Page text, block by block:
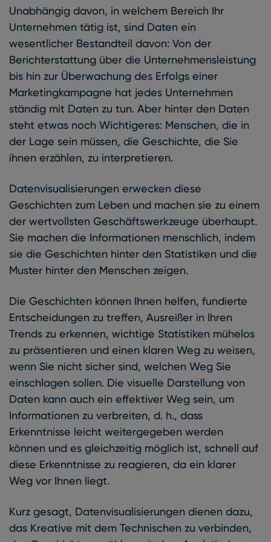
Unabhängig davon, in welchem Bereich Ihr
Unternehmen tätig ist, sind Daten ein
wesentlicher Bestandteil davon: Von der
Berichterstattung über die Unternehmensleistung
bis hin zur Überwachung des Erfolgs einer
Marketingkampagne hat jedes Unternehmen
ständig mit Daten zu tun. Aber hinter den Daten
steht etwas noch Wichtigeres: Menschen, die in
der Lage sein müssen, die Geschichte, die Sie
ihnen erzählen, zu interpretieren.
Datenvisualisierungen erwecken diese
Geschichten zum Leben und machen sie zu einem
der wertvollsten Geschäftswerkzeuge überhaupt.
Sie machen die Informationen menschlich, indem
sie die Geschichten hinter den Statistiken und die
Muster hinter den Menschen zeigen.
Die Geschichten können Ihnen helfen, fundierte
Entscheidungen zu treffen, Ausreißer in Ihren
Trends zu erkennen, wichtige Statistiken mühelos
zu präsentieren und einen klaren Weg zu weisen,
wenn Sie nicht sicher sind, welchen Weg Sie
einschlagen sollen. Die visuelle Darstellung von
Daten kann auch ein effektiver Weg sein, um
Informationen zu verbreiten, d. h., dass
Erkenntnisse leicht weitergegeben werden
können und es gleichzeitig möglich ist, schnell auf
diese Erkenntnisse zu reagieren, da ein klarer
Weg vor Ihnen liegt.
Kurz gesagt, Datenvisualisierungen dienen dazu,
das Kreative mit dem Technischen zu verbinden,